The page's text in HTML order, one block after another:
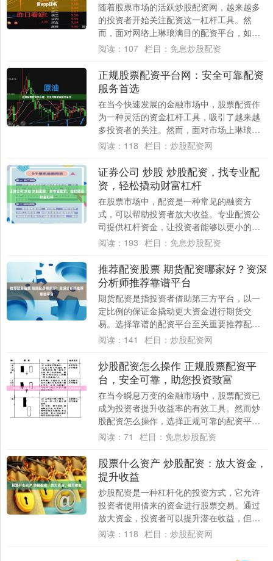
随着股票市场的活跃炒股配资网，越来越多
的投资者开始关注配资这一杠杆工具。然
而，面对网络上琳琅满目的配资平台，如何
选择一个**正规、安全、可靠**的软件，成为
阅读： 107 栏目： 免息炒股配资
正规股票配资平台网：安全可靠配资
服务首选
在当今快速发展的金融市场中，股票配资作
为一种灵活的资金杠杆工具，吸引了越来越
多投资者的关注。然而，面对市场上琳琅满
目的配资平台，如何选择一个安全可靠的正
阅读： 118 栏目： 炒股配资网
证券公司 炒股 炒股配资，找专业配
资，轻松撬动财富杠杆
在股票市场中，配资是一种常见的融资方
式，可以帮助投资者放大收益。专业配资公
司提供杠杆资金，让投资者能够以更小的本
金撬动更大的财富。 在线配资炒股操作简
阅读： 193 栏目： 免息炒股配资
推荐配资股票 期货配资哪家好？资深
分析师推荐靠谱平台
期货配资是指投资者借助第三方平台，以一
定比例的保证金撬动更大资金进行期货交
易。选择靠谱的配资平台至关重要推荐配资
股票，以下资深分析师推荐的平台值得考
阅读： 141 栏目： 炒股配资网
炒股配资怎么操作 正规股票配资平
台，安全可靠，助您投资致富
在当今瞬息万变的金融市场中，股票配资已
成为投资者提升收益率的有效工具。然而炒
股配资怎么操作，选择正规可靠的配资平台
至关重要炒股配资怎么操作，以确保资金安
阅读： 71 栏目： 免息炒股配资
股票什么资产 炒股配资：放大资金，
提升收益
炒股配资是一种杠杆化的投资方式，它允许
投资者使用借来的资金进行股票交易。通过
放大资金，投资者可以提升潜在收益，但同
时也要承担更高的风险。 * **资金实力雄
阅读： 118 栏目： 炒股配资网